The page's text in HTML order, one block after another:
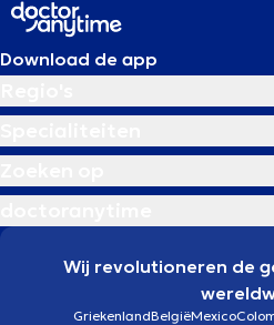
Download de app
Wij revolutioneren de
GriekenlandBelgiëMexico